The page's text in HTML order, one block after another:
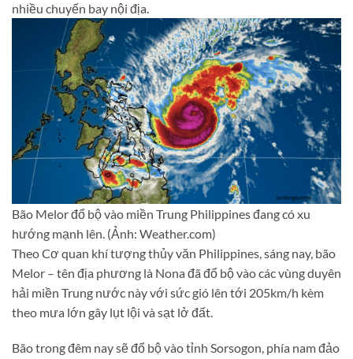
nhiều chuyến bay nội địa.
Bão Melor đổ bộ vào miền Trung Philippines đang có xu
hướng mạnh lên. (Ảnh: Weather.com)
Theo Cơ quan khí tượng thủy văn Philippines, sáng nay, bão
Melor – tên địa phương là Nona đã đổ bộ vào các vùng duyên
hải miền Trung nước này với sức gió lên tới 205km/h kèm
theo mưa lớn gây lụt lội và sạt lở đất.
Bão trong đêm nay sẽ đổ bộ vào tỉnh Sorsogon, phía nam đảo